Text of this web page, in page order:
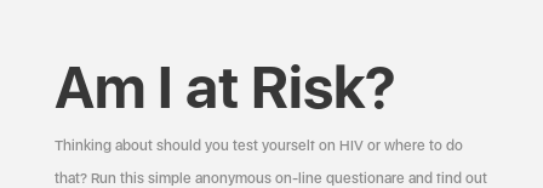
Am I at Risk?
Thinking about should you test yourself on HIV or where to do
that? Run this simple anonymous on-line questionare and find out